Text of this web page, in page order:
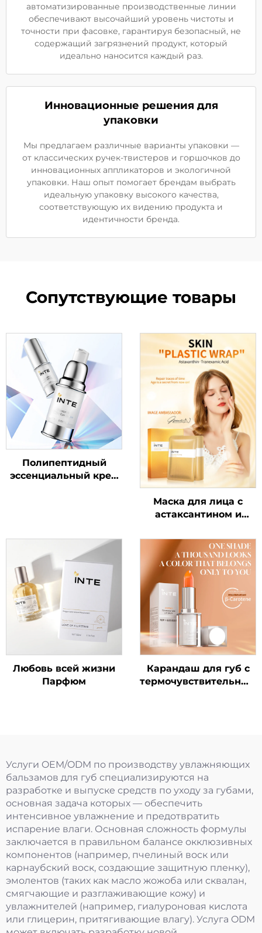
автоматизированные производственные линии
обеспечивают высочайший уровень чистоты и
точности при фасовке, гарантируя безопасный, не
содержащий загрязнений продукт, который
идеально наносится каждый раз.
Инновационные решения для
упаковки
Мы предлагаем различные варианты упаковки —
от классических ручек-твистеров и горшочков до
инновационных аппликаторов и экологичной
упаковки. Наш опыт помогает брендам выбрать
идеальную упаковку высокого качества,
соответствующую их видению продукта и
идентичности бренда.
Сопутствующие товары
Полипептидный
эссенциальный крем
Маска для лица с
астаксантином и
кислотой
Любовь всей жизни
Парфюм
Карандаш для губ с
термочувствительным
Услуги OEM/ODM по производству увлажняющих
бальзамов для губ специализируются на
разработке и выпуске средств по уходу за губами,
основная задача которых — обеспечить
интенсивное увлажнение и предотвратить
испарение влаги. Основная сложность формулы
заключается в правильном балансе окклюзивных
компонентов (например, пчелиный воск или
карнаубский воск, создающие защитную пленку),
эмолентов (таких как масло жожоба или сквалан,
смягчающие и разглаживающие кожу) и
увлажнителей (например, гиалуроновая кислота
или глицерин, притягивающие влагу). Услуга ODM